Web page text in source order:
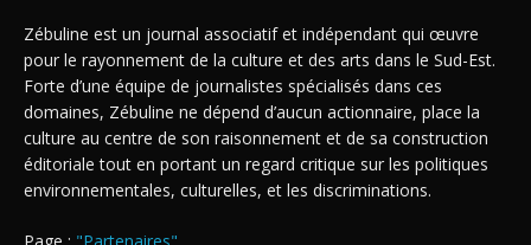
Zébuline est un journal associatif et indépendant qui œuvre
pour le rayonnement de la culture et des arts dans le Sud-Est.
Forte d’une équipe de journalistes spécialisés dans ces
domaines, Zébuline ne dépend d’aucun actionnaire, place la
culture au centre de son raisonnement et de sa construction
éditoriale tout en portant un regard critique sur les politiques
environnementales, culturelles, et les discriminations.